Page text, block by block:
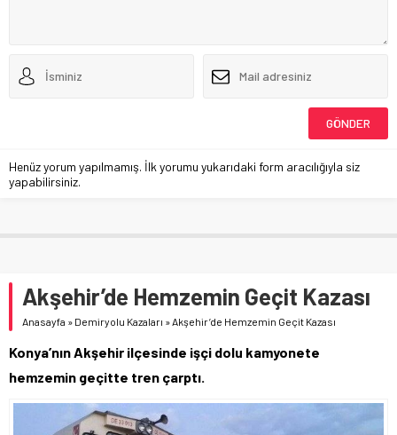
Henüz yorum yapılmamış. İlk yorumu yukarıdaki form aracılığıyla siz
yapabilirsiniz.
Akşehir’de Hemzemin Geçit Kazası
Anasayfa » Demiryolu Kazaları »Akşehir’de Hemzemin Geçit Kazası
Konya’nın Akşehir ilçesinde işçi dolu kamyonete
hemzemin geçitte tren çarptı.